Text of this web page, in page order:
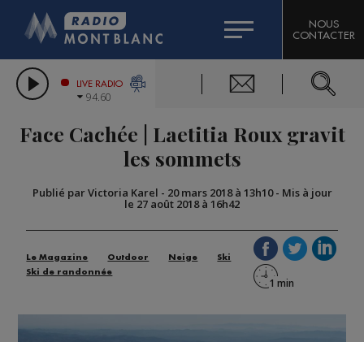
LES CHRONIQUES DE L'EXPERT
CITIZEN MACHINERY
GRAND MASSIF DOMAINES SKIABLES
BIGARD
COMPAGNIE DU MONT-BLANC
NOUS
CONTACTER
LIVE RADIO
94.60
Face Cachée | Laetitia Roux gravit
les sommets
Publié par Victoria Karel - 20 mars 2018 à 13h10- Mis à jour
le 27 août 2018 à 16h42
Le Magazine Outdoor Neige
Ski
Ski de randonnée